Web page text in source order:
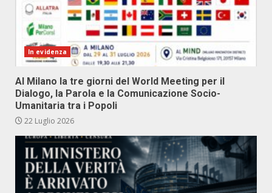
In evidenza
Al Milano la tre giorni del World Meeting per il
Dialogo, la Parola e la Comunicazione Socio-
Umanitaria tra i Popoli
22 Luglio 2026